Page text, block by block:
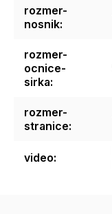
rozmer-
nosnik:
rozmer-
ocnice-
sirka:
rozmer-
stranice:
video: